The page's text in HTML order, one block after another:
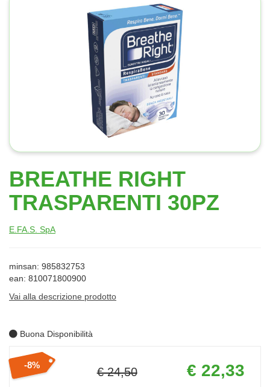
BREATHE RIGHT
TRASPARENTI 30PZ
E.FA.S. SpA
minsan: 985832753
ean: 810071800900
Vai alla descrizione prodotto
Buona Disponibilità
Sconto
8%
€ 24,50
Prezzo
scontato
€ 22,33